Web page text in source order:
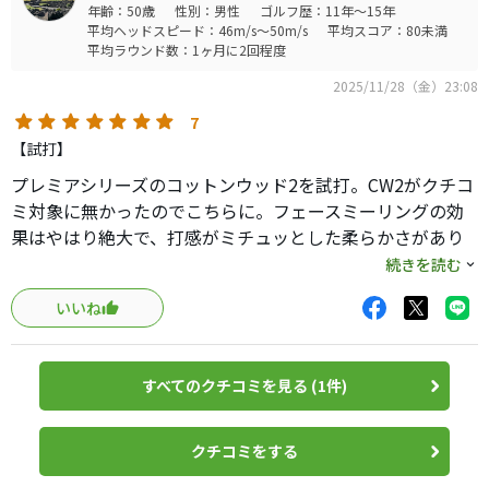
年齢：50歳 性別：男性
ゴルフ歴：11年～15年
平均ヘッドスピード：46m/s～50m/s
平均スコア：80未満
平均ラウンド数：1ヶ月に2回程度
2025/11/28（金）23:08
7
【試打】
プレミアシリーズのコットンウッド2を試打。CW2がクチコ
ミ対象に無かったのでこちらに。フェースミーリングの効
果はやはり絶大で、打感がミチュッとした柔らかさがあり
ます。ミッドナイトシリーズの時は、ほとんどミーリング
の無いフェースで確り目でしたが、こちらは柔らかさが前
面にあって、少しだけ芯がある感じ。相変わらず構え易く
てイオミック製のグリップも抜群載フィット感。このピレ
ッティモデルのイオミックは、イオミックのラインナップ
にはない形状で、重さは結構重いけど、素晴らしいと思
う。今となってはどのメーカーも出してるピン型ワイドで
すが、お値段に相応しいモデルだと思います。マレットよ
り動かせるけど、ピン型より断然安心感ある。久しぶりに
続きを読む
いいね
すべてのクチコミを見る (1件)
クチコミをする